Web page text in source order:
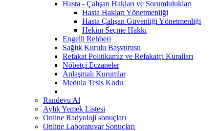
Hasta - Çalışan Hakları ve Sorumlulukları
Hasta Hakları Yönetmenliği
Hasta Çalışan Güvenliği Yönetmenliği
Hekim Seçme Hakkı
Engelli Rehberi
Sağlık Kurulu Başvurusu
Refakat Politikamız ve Refakatçi Kuralları
Nöbetçi Eczaneler
Anlaşmalı Kurumlar
Medula Tesis Kodu
Randevu Al
Aylık Yemek Listesi
Online Radyoloji sonuçları
Online Laboratuvar Sonuçları